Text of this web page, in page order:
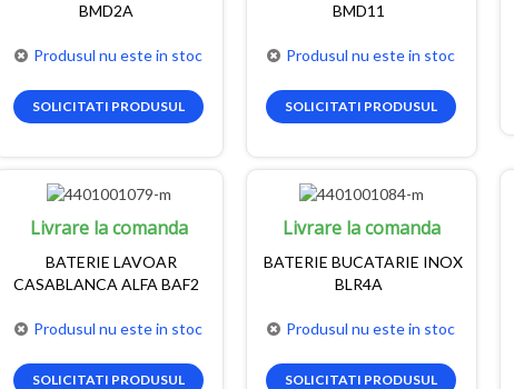
BMD2A
Produsul nu este in stoc
SOLICITATI PRODUSUL
BMD11
Produsul nu este in stoc
SOLICITATI PRODUSUL
Livrare la comanda
BATERIE LAVOAR
CASABLANCA ALFA BAF2
Produsul nu este in stoc
SOLICITATI PRODUSUL
Livrare la comanda
BATERIE BUCATARIE INOX
BLR4A
Produsul nu este in stoc
SOLICITATI PRODUSUL